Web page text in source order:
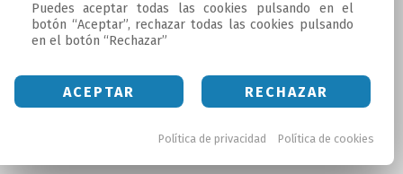
Puedes aceptar todas las cookies pulsando en el
botón “Aceptar”, rechazar todas las cookies pulsando
en el botón “Rechazar”
ACEPTAR RECHAZAR
Política de privacidad Política de cookies